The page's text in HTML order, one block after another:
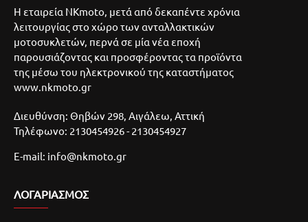
Η εταιρεία NKmoto, μετά από δεκαπέντε χρόνια
λειτουργίας στο χώρο των ανταλλακτικών
μοτοσυκλετών, περνά σε μία νέα εποχή
παρουσιάζοντας και προσφέροντας τα προϊόντα
της μέσω του ηλεκτρονικού της καταστήματος
www.nkmoto.gr
Διευθύνση: Θηβών 298, Αιγάλεω, Αττική
Τηλέφωνο: 2130454926 - 2130454927
E-mail: info@nkmoto.gr
ΛΟΓΑΡΙΑΣΜΌΣ